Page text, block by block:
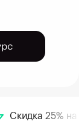
Скидка 25%